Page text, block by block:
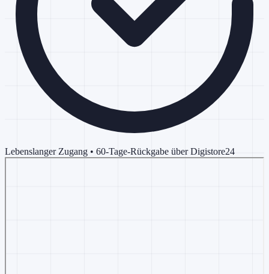
Lebenslanger Zugang • 60-Tage-Rückgabe über Digistore24